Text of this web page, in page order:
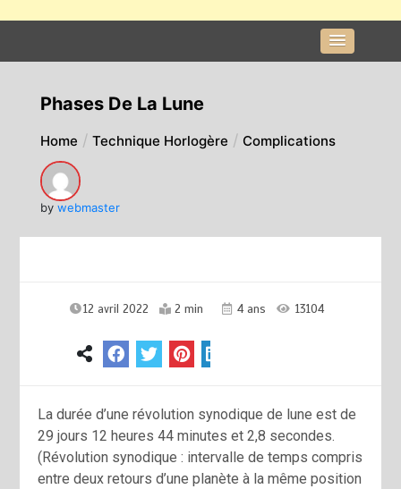
Phases De La Lune
Home Technique Horlogère Complications
by webmaster
12 avril 2022 2 min 4 ans 13104
La durée d’une révolution synodique de lune est de
29 jours 12 heures 44 minutes et 2,8 secondes.
(Révolution synodique : intervalle de temps compris
entre deux retours d’une planète à la même position